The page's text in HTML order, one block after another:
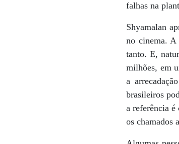
falhas na
Shyamalan
no cinema. A
tanto. E,
milhões, em
a
brasileiros
a referência
os chamados